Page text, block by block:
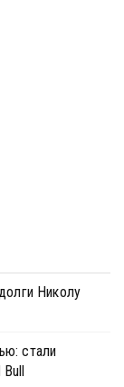
Николу
стали
Bull